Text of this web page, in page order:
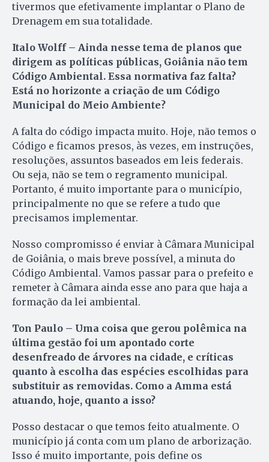
tivermos que efetivamente implantar o Plano de
Drenagem em sua totalidade.
Italo Wolff – Ainda nesse tema de planos que
dirigem as políticas públicas, Goiânia não tem
Código Ambiental. Essa normativa faz falta?
Está no horizonte a criação de um Código
Municipal do Meio Ambiente?
A falta do código impacta muito. Hoje, não temos o
Código e ficamos presos, às vezes, em instruções,
resoluções, assuntos baseados em leis federais.
Ou seja, não se tem o regramento municipal.
Portanto, é muito importante para o município,
principalmente no que se refere a tudo que
precisamos implementar.
Nosso compromisso é enviar à Câmara Municipal
de Goiânia, o mais breve possível, a minuta do
Código Ambiental. Vamos passar para o prefeito e
remeter à Câmara ainda esse ano para que haja a
formação da lei ambiental.
Ton Paulo – Uma coisa que gerou polêmica na
última gestão foi um apontado corte
desenfreado de árvores na cidade, e críticas
quanto à escolha das espécies escolhidas para
substituir as removidas. Como a Amma está
atuando, hoje, quanto a isso?
Posso destacar o que temos feito atualmente. O
município já conta com um plano de arborização.
Isso é muito importante, pois define os